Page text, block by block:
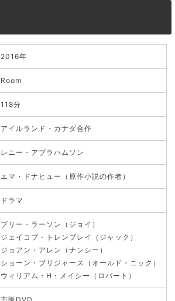
2016年
Room
118分
アイルランド・カナダ合作
レニー・アブラハムソン
エマ・ドナヒュー（原作小説の作者）
ドラマ
ブリー・ラーソン（ジョイ）
ジェイコブ・トレンブレイ（ジャック）
ジョアン・アレン（ナンシー）
ショーン・ブリジャース（オールド・ニック）
ウィリアム・H・メイシー（ロバート）